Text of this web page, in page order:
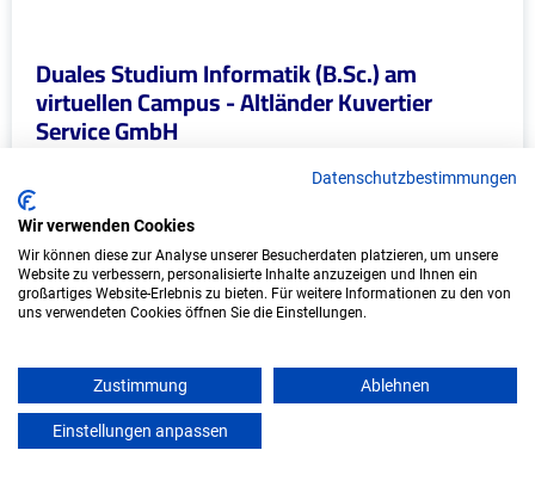
Duales Studium Informatik (B.Sc.) am
virtuellen Campus - Altländer Kuvertier
Service GmbH
Altländer Kuvertier Service GmbH
In Kooperation mit IU Duales Studium
(Internationale Hochschule)
bundesweit
Freie Plätze: 1
Datenschutzbestimmungen
Wir verwenden Cookies
Wir können diese zur Analyse unserer Besucherdaten platzieren, um unsere
Website zu verbessern, personalisierte Inhalte anzuzeigen und Ihnen ein
großartiges Website-Erlebnis zu bieten. Für weitere Informationen zu den von
uns verwendeten Cookies öffnen Sie die Einstellungen.
Zustimmung Ablehnen
Einstellungen anpassen